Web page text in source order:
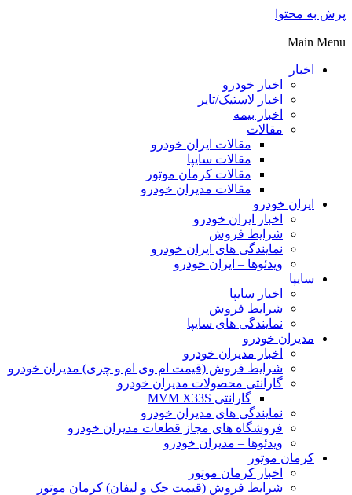
پرش به محتوا
Main Menu
اخبار
اخبار خودرو
اخبار لاستیک/تایر
اخبار بیمه
مقالات
مقالات ایران خودرو
مقالات سایپا
مقالات کرمان موتور
مقالات مدیران خودرو
ایران خودرو
اخبار ایران خودرو
شرایط فروش
نمایندگی های ایران خودرو
ویدئوها – ایران خودرو
سایپا
اخبار سایپا
شرایط فروش
نمایندگی های سایپا
مدیران خودرو
اخبار مدیران خودرو
شرایط فروش (قیمت ام وی ام و چری) مدیران خودرو
گارانتی محصولات مدیران خودرو
گارانتی MVM X33S
نمایندگی های مدیران خودرو
فروشگاه های مجاز قطعات مدیران خودرو
ویدئوها – مدیران خودرو
کرمان موتور
اخبار کرمان موتور
شرایط فروش (قیمت جک و لیفان) کرمان موتور